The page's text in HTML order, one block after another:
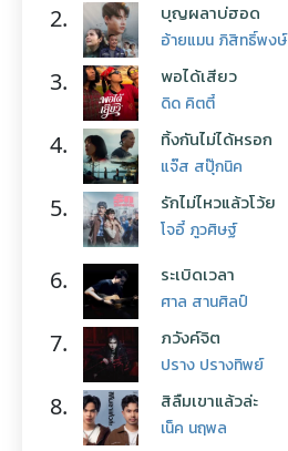
2. บุญผลาบ่ฮอด
อ้ายแมน ภิสิทธิ์พงษ์
3. พอได้เสียว
ดิด คิตตี้
4. ทิ้งกันไม่ได้หรอก
แจ๊ส สปุ๊กนิค
5. รักไม่ไหวแล้วโว้ย
โจอี้ ภูวศิษฐ์
6. ระเบิดเวลา
ศาล สานศิลป์
7. ภวังค์จิต
ปราง ปรางทิพย์
8. สิลืมเขาแล้วล่ะ
เน็ค นฤพล